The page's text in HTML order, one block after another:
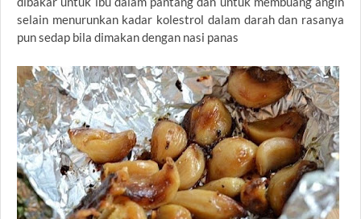
selain menurunkan kadar kolestrol dalam darah dan rasanya
pun sedap bila dimakan dengan nasi panas